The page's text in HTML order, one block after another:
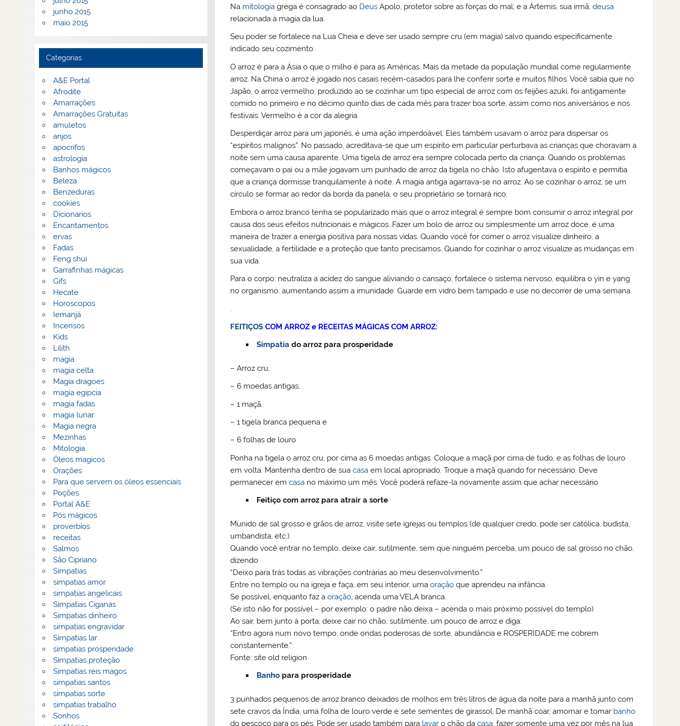
Na mitologia grega é consagrado ao Deus Apolo, protetor sobre as forças do mal; e a Ártemis, sua irmã,deusa
relacionada á magia da lua.
Seu poder se fortalece na Lua Cheia e deve ser usado sempre cru (em magia) salvo quando especificamente
indicado seu cozimento.
O arroz é para a Ásia o que o milho é para as Américas. Mais da metade da população mundial come regularmente
arroz. Na China o arroz é jogado nos casais recém-casados para lhe conferir sorte e muitos filhos. Você sabia que no
Japão, o arroz vermelho, produzido ao se cozinhar um tipo especial de arroz com os feijões azuki, foi antigamente
comido no primeiro e no décimo quinto dias de cada mês para trazer boa sorte, assim como nos aniversários e nos
festivais. Vermelho é a cor da alegria.
Desperdiçar arroz para um japonês, é uma ação imperdoável. Eles também usavam o arroz para dispersar os
“espíritos malignos”. No passado, acreditava-se que um espírito em particular perturbava as crianças que choravam a
noite sem uma causa aparente. Uma tigela de arroz era sempre colocada perto da criança. Quando os problemas
começavam o pai ou a mãe jogavam um punhado de arroz da tigela no chão. Isto afugentava o espírito e permitia
que a criança dormisse tranquilamente à noite. A magia antiga agarrava-se no arroz. Ao se cozinhar o arroz, se um
circulo se formar ao redor da borda da panela, o seu proprietário se tornará rico.
Embora o arroz branco tenha se popularizado mais que o arroz integral é sempre bom consumir o arroz integral por
causa dos seus efeitos nutricionais e mágicos. Fazer um bolo de arroz ou simplesmente um arroz doce, é uma
maneira de trazer a energia positiva para nossas vidas. Quando você for comer o arroz visualize dinheiro, a
sexualidade, a fertilidade e a proteção que tanto precisamos. Quando for cozinhar o arroz visualize as mudanças em
sua vida.
Para o corpo: neutraliza a acidez do sangue aliviando o cansaço, fortalece o sistema nervoso, equilibra o yin e yang
no organismo, aumentando assim a imunidade. Guarde em vidro bem tampado e use no decorrer de uma semana.
.
FEITIÇOS COM ARROZ e RECEITAS MÁGICAS COM ARROZ:
Simpatiado arroz para prosperidade
– Arroz cru,
– 6 moedas antigas,
– 1 maçã,
– 1 tigela branca pequena e
– 6 folhas de louro
Ponha na tigela o arroz cru, por cima as 6 moedas antigas. Coloque a maçã por cima de tudo, e as folhas de louro
em volta. Mantenha dentro de suacasa em local apropriado. Troque a maçã quando for necessário. Deve
permanecer emcasa no máximo um mês. Você poderá refaze-la novamente assim que achar necessário
Feitiço com arroz para atrair a sorte
Munido de sal grosso e grãos de arroz, visite sete igrejas ou templos (de qualquer credo, pode ser católica, budista,
umbandista, etc.).
Quando você entrar no templo, deixe cair, sutilmente, sem que ninguém perceba, um pouco de sal grosso no chão,
dizendo:
“Deixo para trás todas as vibrações contrárias ao meu desenvolvimento.”
Entre no templo ou na igreja e faça, em seu interior, umaoração que aprendeu na infância.
Se possível, enquanto faz aoração, acenda uma VELA branca.
(Se isto não for possível – por exemplo: o padre não deixa – acenda o mais próximo possível do templo)
Ao sair, bem junto à porta, deixe cair no chão, sutilmente, um pouco de arroz e diga:
“Entro agora num novo tempo, onde ondas poderosas de sorte, abundância e ROSPERIDADE me cobrem
constantemente.”
Fonte: site old religion
Banhopara prosperidade
3 punhados pequenos de arroz branco deixados de molhos em três litros de água da noite para a manhã junto com
sete cravos da Índia, uma folha de louro verde e sete sementes de girassol. De manhã coar, amornar e tomar banho
do pescoço para os pés. Pode ser usado também para lavar o chão dacasa. fazer somente uma vez por mês na lua
junho 2015
maio 2015
Categorias
A&E Portal
Afrodite
Amarrações
Amarrações Gratuitas
amuletos
anjos
apocrifos
astrologia
Banhos mágicos
Beleza
Benzeduras
cookies
Dicionarios
Encantamentos
ervas
Fadas
Feng shui
Garrafinhas mágicas
Gifs
Hecate
Horoscopos
Iemanjá
Incensos
Kids
Lilith
magia
magia celta
Magia dragoes
magia egipcia
magia fadas
magia lunar
Magia negra
Mezinhas
Mitologia
Óleos magicos
Orações
Para que servem os óleos essenciais
Poções
Portal A&E
Pós mágicos
proverbios
receitas
Salmos
São Cipriano
Simpatias
simpatias amor
simpatias angelicais
Simpatias Ciganas
Simpatias dinheiro
simpatias engravidar
Simpatias lar
simpatias prosperidade
Simpatias proteção
Simpatias reis magos
simpatias santos
simpatias sorte
simpatias trabalho
Sonhos